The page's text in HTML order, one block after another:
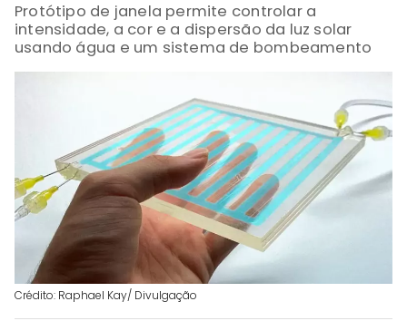
Protótipo de janela permite controlar a
intensidade, a cor e a dispersão da luz solar
usando água e um sistema de bombeamento
Crédito: Raphael Kay/ Divulgação